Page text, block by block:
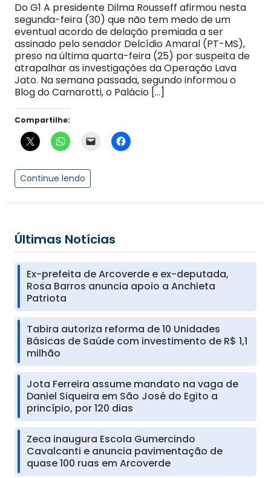
Do G1 A presidente Dilma Rousseff afirmou nesta
segunda-feira (30) que não tem medo de um
eventual acordo de delação premiada a ser
assinado pelo senador Delcídio Amaral (PT-MS),
preso na última quarta-feira (25) por suspeita de
atrapalhar as investigações da Operação Lava
Jato. Na semana passada, segundo informou o
Blog do Camarotti, o Palácio […]
Compartilhe:
Continue lendo
Últimas Notícias
Ex-prefeita de Arcoverde e ex-deputada,
Rosa Barros anuncia apoio a Anchieta
Patriota
Tabira autoriza reforma de 10 Unidades
Básicas de Saúde com investimento de R$ 1,1
milhão
Jota Ferreira assume mandato na vaga de
Daniel Siqueira em São José do Egito a
princípio, por 120 dias
Zeca inaugura Escola Gumercindo
Cavalcanti e anuncia pavimentação de
quase 100 ruas em Arcoverde